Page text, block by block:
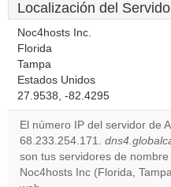
Localización del
Noc4hosts Inc.
Florida
Tampa
Estados Unidos
27.9538, -82.4295
El número IP del servidor de
68.233.254.171.
son tus servidores de
Noc4hosts Inc (Florida,